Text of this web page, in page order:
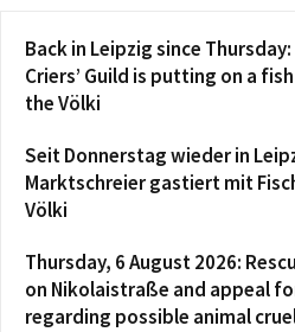
Back in Leipzig since
Criers’ Guild is putting on a
the Völki
Seit Donnerstag wieder in
Marktschreier gastiert mit
Völki
Thursday, 6 August 2026:
on Nikolaistraße and appeal
regarding possible animal